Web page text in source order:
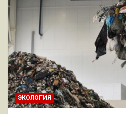
ЭКОЛОГИЯ